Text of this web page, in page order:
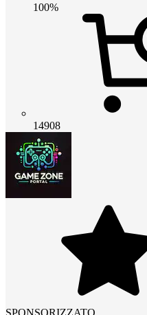
100%
14908
SPONSORIZZATO